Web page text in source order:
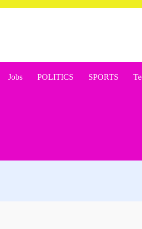
Jobs POLITICS SPORTS